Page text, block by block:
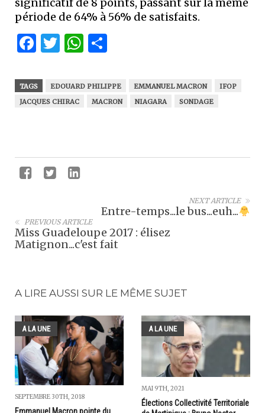
période de 64% à 56% de satisfaits.
Facebook
Twitter
WhatsApp
TAGS EDOUARD PHILIPPE EMMANUEL MACRON
IFOP
JACQUES CHIRAC
MACRON NIAGARA SONDAGE
NEXT ARTICLE
Entre-temps...le bus...euh...
PREVIOUS ARTICLE
Miss Guadeloupe 2017 : élisez
Matignon...c'est fait
A LIRE AUSSI SUR LE MÊME SUJET
A LA UNE
SEPTEMBRE 30TH, 2018
A LA UNE
MAI 9TH, 2021
Élections Collectivité Territoriale